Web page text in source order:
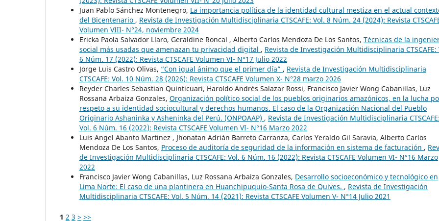
Juan Pablo Sánchez Montenegro, La importancia política de la identidad cultural mestiza en el actual
del Bicentenario , Revista de Investigación Multidisciplinaria CTSCAFE: Vol. 8 Núm. 24 (2024): Revista
Volumen VIII- N°24, noviembre 2024
Ericka Paola Salvador Llaro, Geraldine Roncal , Alberto Carlos Mendoza De Los Santos, Técnicas de la
social más usadas que amenazan tu privacidad digital , Revista de Investigación Multidisciplinaria CTSCAFE:
6 Núm. 17 (2022): Revista CTSCAFE Volumen VI- N°17 Julio 2022
Jorge Luis Castro Olivas, “Con igual ánimo que el primer día” , Revista de Investigación Multidisciplinaria
CTSCAFE: Vol. 10 Núm. 28 (2026): Revista CTSCAFE Volumen X- N°28 marzo 2026
Reyder Charles Sebastian Quinticuari, Haroldo Andrés Salazar Rossi, Francisco Javier Wong Cabanillas, Luz
Rossana Arbaiza Gonzales, Organización político social de los pueblos originarios amazónicos, en la lucha
respeto a su identidad sociocultural y derechos humanos. El caso de la Organización Nacional del Pueblo
Originario Ashaninka y Asheninka del Perú. (ONPOAAP) , Revista de Investigación Multidisciplinaria CTSCAFE:
Vol. 6 Núm. 16 (2022): Revista CTSCAFE Volumen VI- N°16 Marzo 2022
Luis Angel Abanto Martinez , Jhonatan Adrián Barreto Carranza, Carlos Yeraldo Gil Saravia, Alberto Carlos
Mendoza De Los Santos, Proceso de auditoría de seguridad de la información en sistema de facturación ,
de Investigación Multidisciplinaria CTSCAFE: Vol. 6 Núm. 16 (2022): Revista CTSCAFE Volumen VI- N°16 Marzo
2022
Francisco Javier Wong Cabanillas, Luz Rossana Arbaiza Gonzales, Desarrollo socioeconómico y tecnológico en
Lima Norte: El caso de una plantinera en Huanchipuquio-Santa Rosa de Quives. , Revista de Investigación
Multidisciplinaria CTSCAFE: Vol. 5 Núm. 14 (2021): Revista CTSCAFE Volumen V- N°14 Julio 2021
1 2 3 > >>